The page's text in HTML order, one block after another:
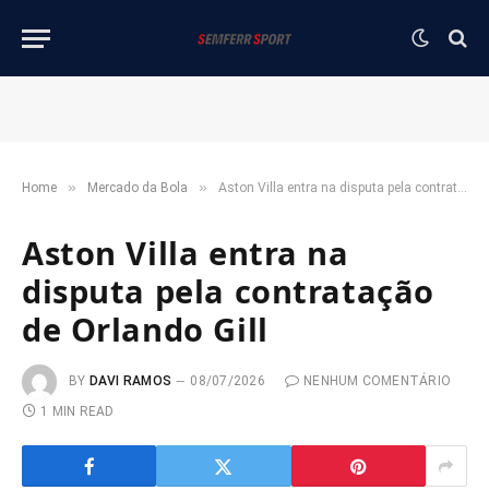
Home » Mercado da Bola » Aston Villa entra na disputa pela contratação de Orlando Gill
Aston Villa entra na
disputa pela contratação
de Orlando Gill
BY DAVI RAMOS 08/07/2026
NENHUM COMENTÁRIO
1 MIN READ